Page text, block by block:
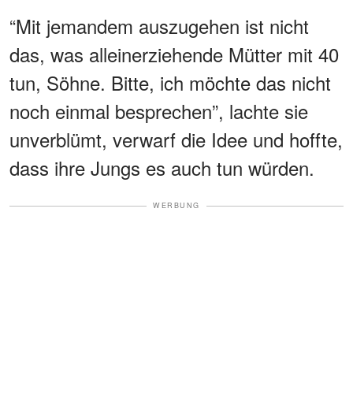
“Mit jemandem auszugehen ist nicht
das, was alleinerziehende Mütter mit 40
tun, Söhne. Bitte, ich möchte das nicht
noch einmal besprechen”, lachte sie
unverblümt, verwarf die Idee und hoffte,
dass ihre Jungs es auch tun würden.
WERBUNG